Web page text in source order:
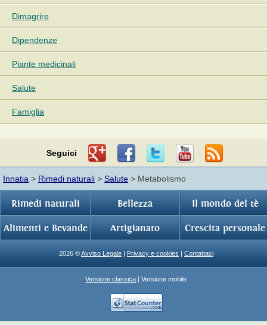
Dimagrire
Dipendenze
Piante medicinali
Salute
Famiglia
Seguici
Innatia > Rimedi naturali > Salute > Metabolismo
Rimedi naturali Bellezza Il mondo del tè
Alimenti e Bevande Artigianato Crescita personale
2026 ©Avviso Legale | Privacy e cookies | Contattaci
Versione classica | Versione mobile